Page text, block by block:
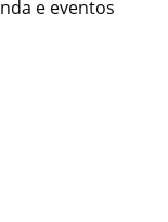
e eventos